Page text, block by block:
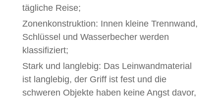
tägliche Reise;
Zonenkonstruktion: Innen kleine Trennwand,
Schlüssel und Wasserbecher werden
klassifiziert;
Stark und langlebig: Das Leinwandmaterial
ist langlebig, der Griff ist fest und die
schweren Objekte haben keine Angst davor,